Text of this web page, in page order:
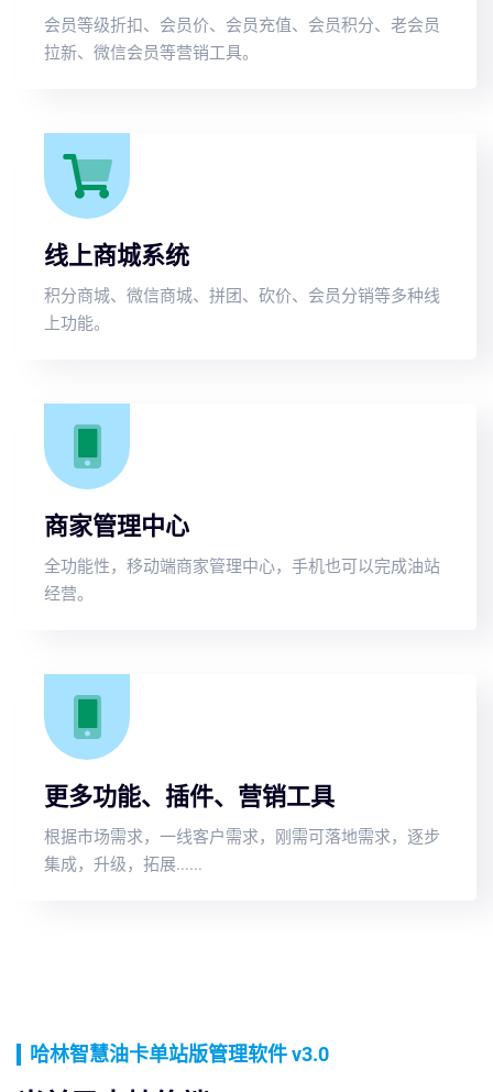
会员等级折扣、会员价、会员充值、会员积分、老会员
拉新、微信会员等营销工具。
线上商城系统
积分商城、微信商城、拼团、砍价、会员分销等多种线
上功能。
商家管理中心
全功能性，移动端商家管理中心，手机也可以完成油站
经营。
更多功能、插件、营销工具
根据市场需求，一线客户需求，刚需可落地需求，逐步
集成，升级，拓展......
哈林智慧油卡单站版管理软件 v3.0